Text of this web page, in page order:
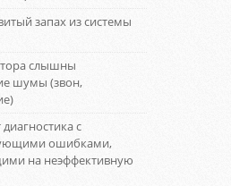
запах из системы
слышны
шумы (звон,
с
ошибками,
на неэффективную